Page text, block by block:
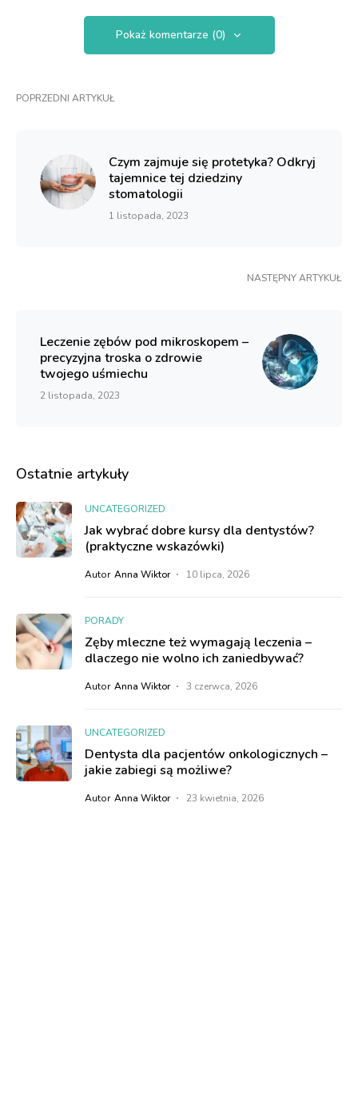
Pokaż komentarze (0)
POPRZEDNI ARTYKUŁ
Czym zajmuje się protetyka? Odkryj
tajemnice tej dziedziny
stomatologii
1 listopada, 2023
NASTĘPNY ARTYKUŁ
Leczenie zębów pod mikroskopem –
precyzyjna troska o zdrowie
twojego uśmiechu
2 listopada, 2023
Ostatnie artykuły
UNCATEGORIZED
Jak wybrać dobre kursy dla dentystów?
(praktyczne wskazówki)
Autor Anna Wiktor 10 lipca, 2026
PORADY
Zęby mleczne też wymagają leczenia –
dlaczego nie wolno ich zaniedbywać?
Autor Anna Wiktor 3 czerwca, 2026
UNCATEGORIZED
Dentysta dla pacjentów onkologicznych –
jakie zabiegi są możliwe?
Autor Anna Wiktor 23 kwietnia, 2026